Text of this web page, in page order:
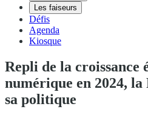
Les faiseurs
Défis
Agenda
Kiosque
Repli de la croissance
numérique en 2024,
sa politique